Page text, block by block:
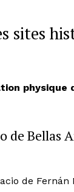
sites
physique
Bellas
de